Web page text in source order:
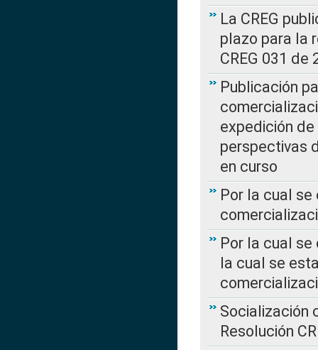
La CREG
plazo para la
CREG 031 de
Publicación
expedición de
perspectivas
en curso
Por la cual
Por la cual se
la cual se
Socialización
Resolución